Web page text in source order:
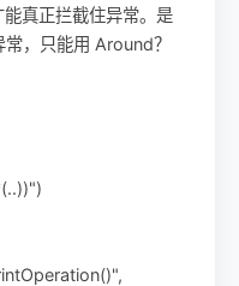
真正拦截住异常。是
，只能用 Around？